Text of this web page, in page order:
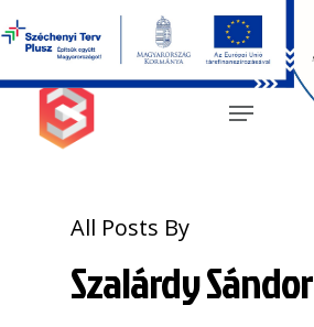
Magyar
All Posts By
Szalárdy Sándor